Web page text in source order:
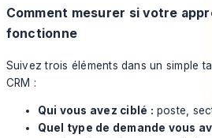
Comment mesurer si votre
fonctionne
Suivez trois éléments dans un simple
CRM :
Qui vous avez ciblé : poste,
Quel type de demande vous